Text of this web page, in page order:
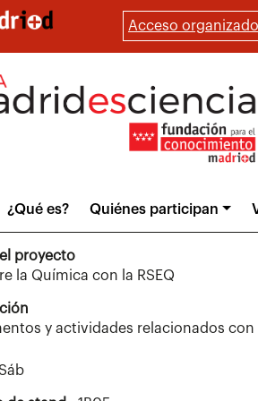
Acceso
¿Qué es? Quiénes participan
proyecto
la Química con la RSEQ
y actividades relacionados